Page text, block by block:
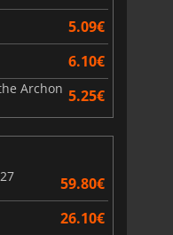
5.09€
6.10€
Archon 5.25€
59.80€
26.10€